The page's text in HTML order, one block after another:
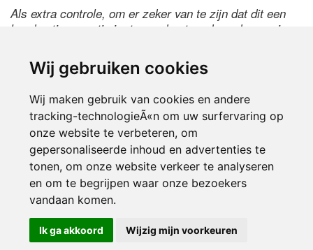
Wij gebruiken cookies
Wij maken gebruik van cookies en andere
tracking-technologieÃ«n om uw surfervaring op
onze website te verbeteren, om
gepersonaliseerde inhoud en advertenties te
tonen, om onze website verkeer te analyseren
en om te begrijpen waar onze bezoekers
vandaan komen.
Ik ga akkoord Wijzig mijn voorkeuren
Als extra controle, om er zeker van te zijn dat dit een
handmatige reactie is, typ onderstaande code over in
de code te wijzigen.
© 2000-2026 UFE Media:Managersonline.nl|Brisk magazine
Partners:Autowereld.com